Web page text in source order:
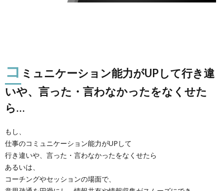
コ ミュニケーション能力がUPして行き違
いや、言った・言わなかったをなくせた
ら…
もし、
仕事のコミュニケーション能力がUPして
行き違いや、言った・言わなかったをなくせたら
あるいは、
コーチングやセッションの場面で、